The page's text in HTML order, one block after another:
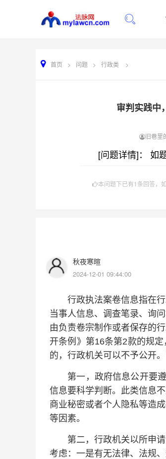
首页 > 问题 > 行政类 >
审判实践中
旧巷里
[问题详情]： 如题
本问题下已有1条回答，
秋夜寒暄
2024-12-01 09:44:00
行政执法案卷信息指在行
当事人信息、调查笔录、询
由负责卷宗制作或者保存的
开条例》第16条第2款的规
的，行政机关可以不予公开
第一，政府信息公开要遵
信息要科学判断。此类信息
商业秘密或者个人隐私等造
等因素。
第二，行政机关以所申请
考虑：一是有无法律、法规